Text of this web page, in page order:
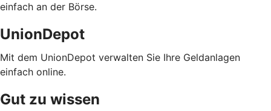
einfach an der Börse.
UnionDepot
Mit dem UnionDepot verwalten Sie Ihre Geldanlagen
einfach online.
Gut zu wissen